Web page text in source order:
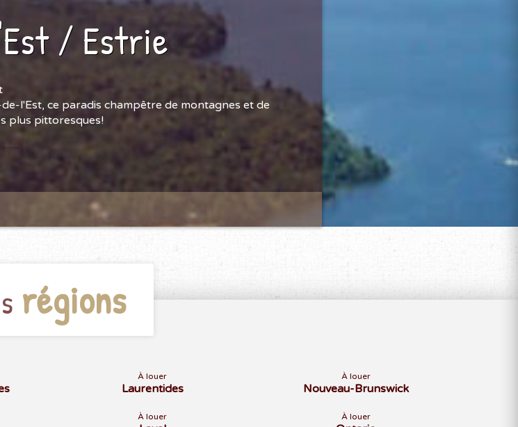
/ Estrie
l'Est, ce paradis champêtre de montagnes et de
plus pittoresques!
régions
À louer
Laurentides
À louer
À louer
Nouveau-Brunswick
À louer